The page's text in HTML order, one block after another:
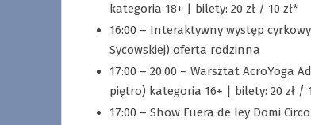
kategoria 18+ | bilety: 20 zł / 10 zł*
16:00 – Interaktywny występ
Sycowskiej) oferta rodzinna
17:00 – 20:00 – Warsztat AcroYoga
piętro) kategoria 16+ | bilety: 20 zł /
17:00 – Show Fuera de ley Domi